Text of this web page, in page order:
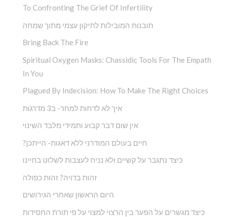
To Confronting The Grief Of Infertility
תובנות המובילות לתיקון עצמי מתוך שמחה
Bring Back The Fire
Spiritual Oxygen Masks: Chassidic Tools For The Empath
In You
Plagued By Indecision: How To Make The Right Choices
איך לא לדחות למחר- ב3 מדרגות
אין שום דבר קבוע ותמידי מלבד השינוי
?חיים בעולם המודרני ללא דאגות- הייתכן
כיצד נתגבר על קשיים ולא נניח לעצבות לשלוט בחיינו
זהות בדויה? זהות כפולה
היום הראשון שאחרי הגירושים
כיצד מגשרים על הפער בין הרצוי למצוי על פי תורת החסידות